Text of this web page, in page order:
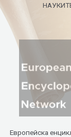
Европейска